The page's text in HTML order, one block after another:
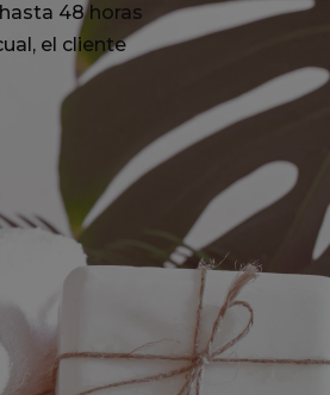
48 horas
el cliente